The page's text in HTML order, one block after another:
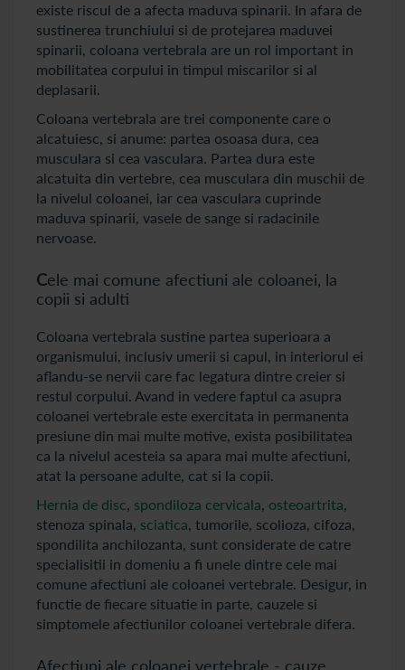
existe riscul de a afecta maduva spinarii. In afara de
sustinerea trunchiului si de protejarea maduvei
spinarii, coloana vertebrala are un rol important in
mobilitatea corpului in timpul miscarilor si al
deplasarii.
Coloana vertebrala are trei componente care o
alcatuiesc, si anume: partea osoasa dura, cea
musculara si cea vasculara. Partea dura este
alcatuita din vertebre, cea musculara din muschii de
la nivelul coloanei, iar cea vasculara cuprinde
maduva spinarii, vasele de sange si radacinile
nervoase.
Cele mai comune afectiuni ale coloanei, la
copii si adulti
Coloana vertebrala sustine partea superioara a
organismului, inclusiv umerii si capul, in interiorul ei
aflandu-se nervii care fac legatura dintre creier si
restul corpului. Avand in vedere faptul ca asupra
coloanei vertebrale este exercitata in permanenta
presiune din mai multe motive, exista posibilitatea
ca la nivelul acesteia sa apara mai multe afectiuni,
atat la persoane adulte, cat si la copii.
Hernia de disc, spondiloza cervicala, osteoartrita,
stenoza spinala, sciatica, tumorile, scolioza, cifoza,
spondilita anchilozanta, sunt considerate de catre
specialisitii in domeniu a fi unele dintre cele mai
comune afectiuni ale coloanei vertebrale. Desigur, in
functie de fiecare situatie in parte, cauzele si
simptomele afectiunilor coloanei vertebrale difera.
Afectiuni ale coloanei vertebrale - cauze